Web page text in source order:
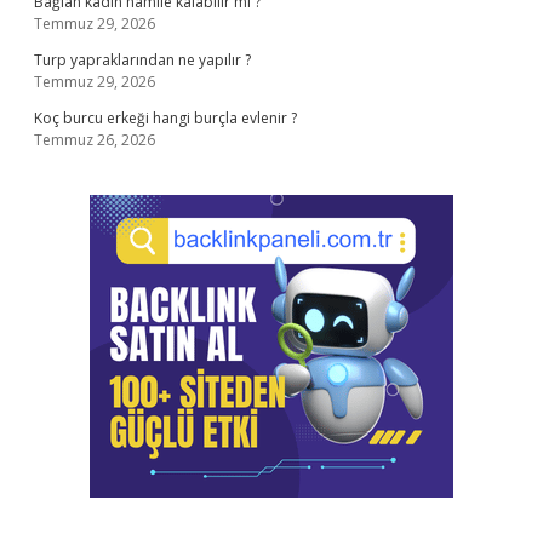
Temmuz 29, 2026
Turp yapraklarından ne yapılır ?
Temmuz 29, 2026
Koç burcu erkeği hangi burçla evlenir ?
Temmuz 26, 2026